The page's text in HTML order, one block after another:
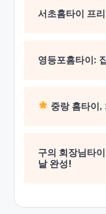
서초홈타이 프
영등포홈타이:
중랑 홈타이,
구의 회장님타
날 완성!